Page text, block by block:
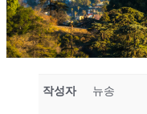
작성자 뉴송